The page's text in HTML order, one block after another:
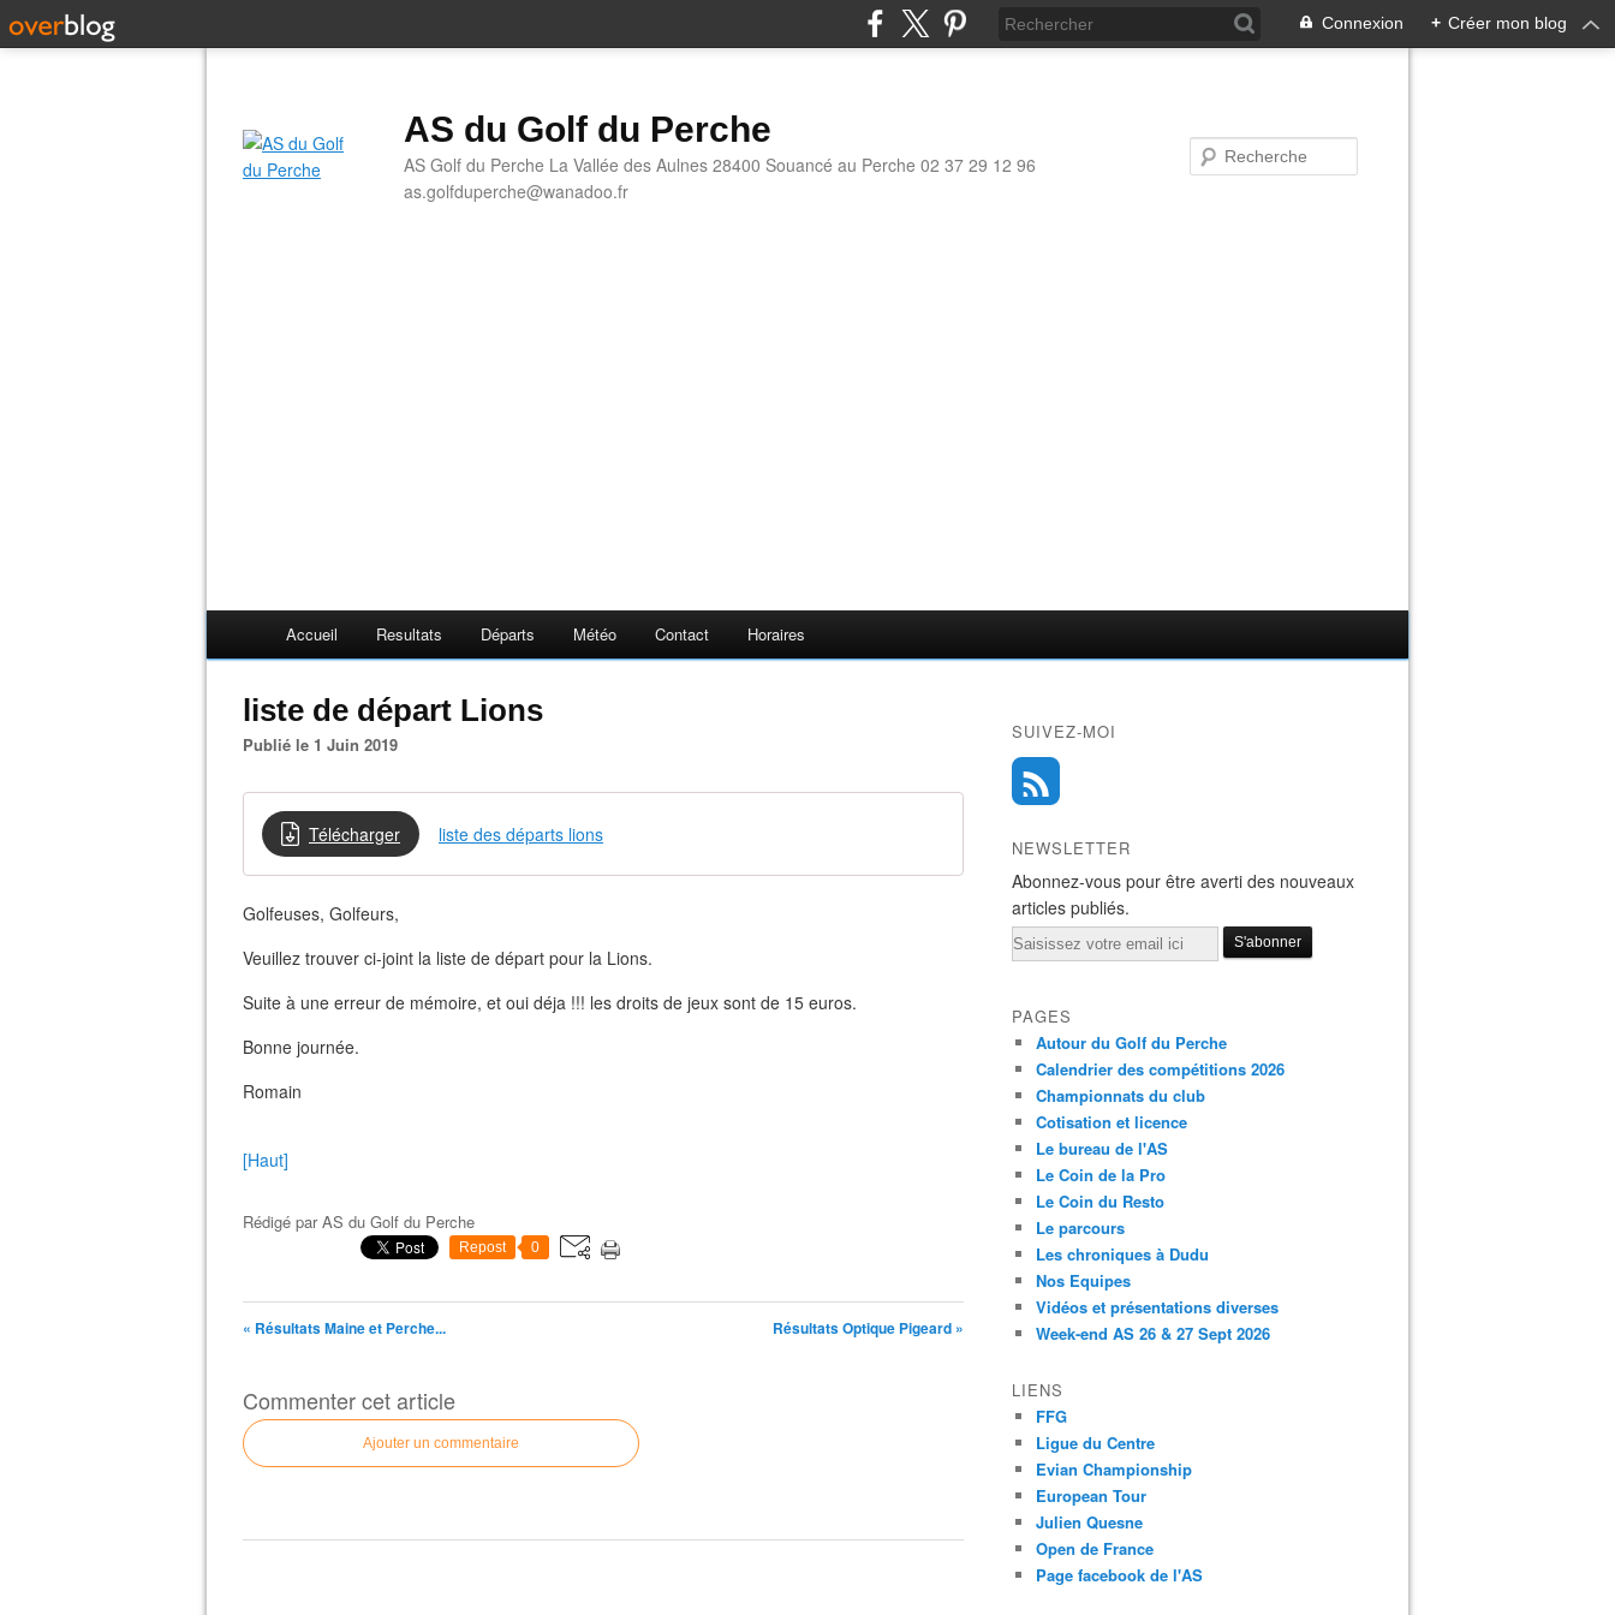
Connexion + Créer mon blog
AS du Golf du Perche
AS Golf du Perche La Vallée des Aulnes 28400 Souancé au Perche 02 37 29 12 96
as.golfduperche@wanadoo.fr
Accueil Resultats Départs Météo Contact Horaires
liste de départ Lions
Publié le 1 Juin 2019
Télécharger liste des départs lions
Golfeuses, Golfeurs,
Veuillez trouver ci-joint la liste de départ pour la Lions.
Suite à une erreur de mémoire, et oui déja !!! les droits de jeux sont de 15 euros.
Bonne journée.
Romain
[Haut]
Rédigé parAS du Golf du Perche
Repost 0
« Résultats Maine et Perche... Résultats Optique Pigeard »
Commenter cet article
Ajouter un commentaire
SUIVEZ-MOI
NEWSLETTER
Abonnez-vous pour être averti des nouveaux
articles publiés.
Email
PAGES
Autour du Golf du Perche
Calendrier des compétitions 2026
Championnats du club
Cotisation et licence
Le bureau de l'AS
Le Coin de la Pro
Le Coin du Resto
Le parcours
Les chroniques à Dudu
Nos Equipes
Vidéos et présentations diverses
Week-end AS 26 & 27 Sept 2026
LIENS
FFG
Ligue du Centre
Evian Championship
European Tour
Julien Quesne
Open de France
Page facebook de l'AS